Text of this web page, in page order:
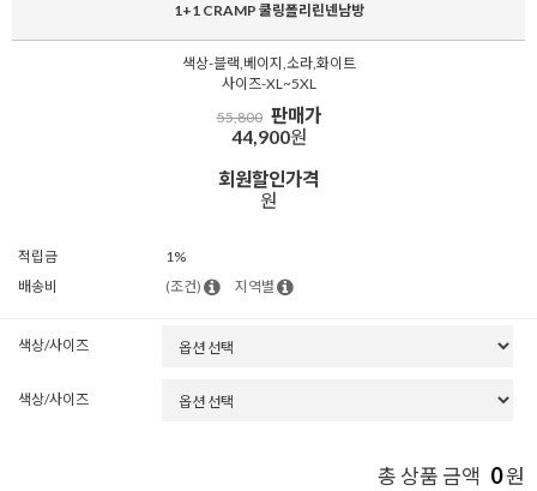
1+1 CRAMP 쿨링폴리린넨남방
색상-블랙,베이지,소라,화이트
사이즈-XL~5XL
55,800 판매가
44,900원
회원할인가격
원
적립금
1%
배송비
(조건) 지역별
색상/사이즈
색상/사이즈
총 상품 금액 0원